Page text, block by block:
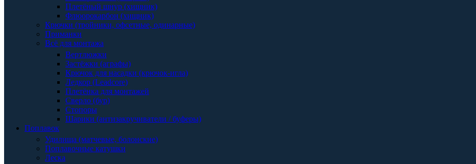
Плетёный шнур (хищник)
Флюорокарбон (хищник)
Крючки (тройники, офсетные, одинарные)
Приманки
Всё для монтажа
Вертлюжки
Застёжки (аграфы)
Крючок для насадки (крючок-игла)
Ледкор (Leadcore)
Плетёнка для монтажей
Сверло (бур)
Стопоры
Шарики (антизакручиватели / буферы)
Поплавок
Удилища (матчевые, болонские)
Поплавочные катушки
Леска